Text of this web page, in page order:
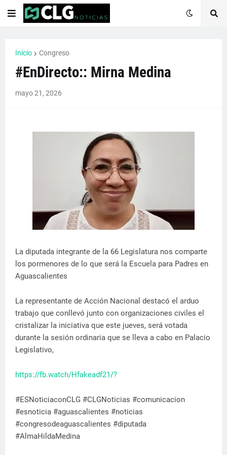
Inicio Congreso
#EnDirecto:: Mirna Medina
mayo 21, 2026
La diputada integrante de la 66 Legislatura nos comparte
los pormenores de lo que será la Escuela para Padres en
Aguascalientes
La representante de Acción Nacional destacó el arduo
trabajo que conllevó junto con organizaciones civiles el
cristalizar la iniciativa que este jueves, será votada
durante la sesión ordinaria que se lleva a cabo en Palacio
Legislativo,
https://fb.watch/Hfakeadf21/?
#ESNoticiaconCLG #CLGNoticias #comunicacion
#esnoticia #aguascalientes #noticias
#congresodeaguascalientes #diputada
#AlmaHildaMedina